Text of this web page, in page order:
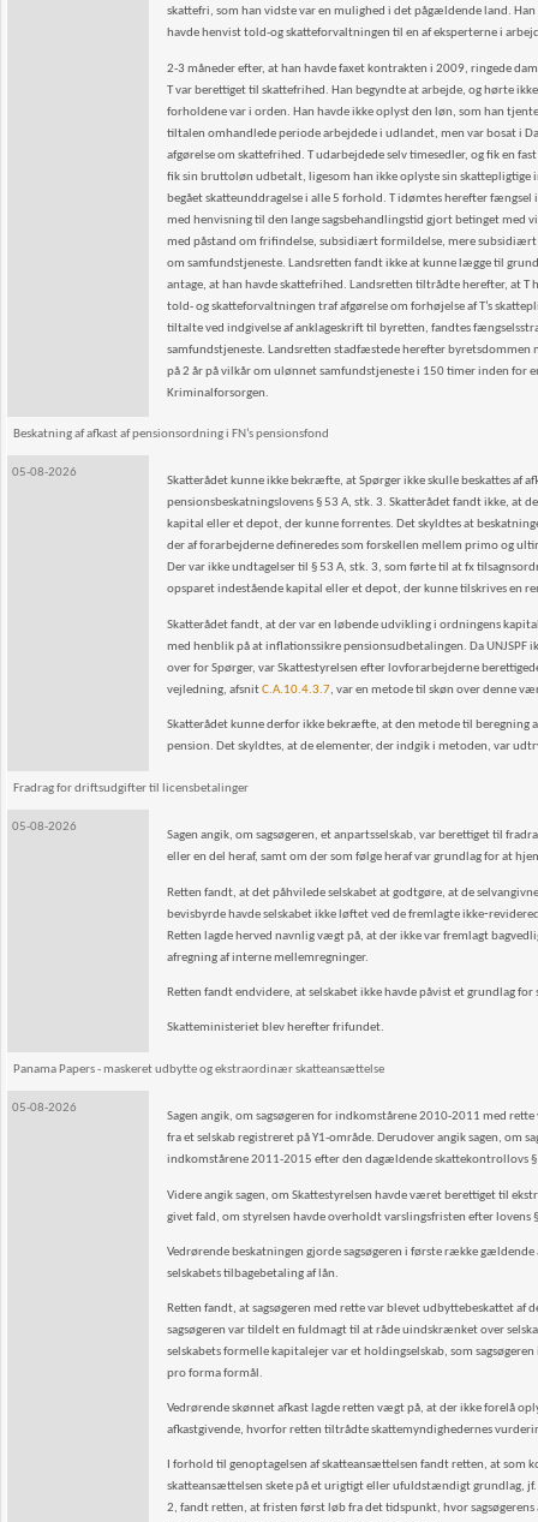
skattefri, som han vidste var en mulighed i det pågældende land.
havde henvist told-og skatteforvaltningen til en af eksperterne i
2-3 måneder efter, at han havde faxet kontrakten i 2009, ringede
T var berettiget til skattefrihed. Han begyndte at arbejde, og hørte
forholdene var i orden. Han havde ikke oplyst den løn, som han
tiltalen omhandlede periode arbejdede i udlandet, men var bosat i
afgørelse om skattefrihed. T udarbejdede selv timesedler, og fik en
fik sin bruttoløn udbetalt, ligesom han ikke oplyste sin
begået skatteunddragelse i alle 5 forhold. T idømtes herefter
med henvisning til den lange sagsbehandlingstid gjort betinget med
med påstand om frifindelse, subsidiært formildelse, mere subsidiært
om samfundstjeneste. Landsretten fandt ikke at kunne lægge til
antage, at han havde skattefrihed. Landsretten tiltrådte herefter, at
told- og skatteforvaltningen traf afgørelse om forhøjelse af T’s
tiltalte ved indgivelse af anklageskrift til byretten, fandtes
samfundstjeneste. Landsretten stadfæstede herefter
på 2 år på vilkår om ulønnet samfundstjeneste i 150 timer inden for
Kriminalforsorgen.
Beskatning af afkast af pensionsordning i FN’s pensionsfond
05-08-2026
Skatterådet kunne ikke bekræfte, at Spørger ikke skulle beskattes af
pensionsbeskatningslovens § 53 A, stk. 3. Skatterådet fandt ikke, at
kapital eller et depot, der kunne forrentes. Det skyldtes at
der af forarbejderne defineredes som forskellen mellem primo og
Der var ikke undtagelser til § 53 A, stk. 3, som førte til at fx
opsparet indestående kapital eller et depot, der kunne tilskrives en
Skatterådet fandt, at der var en løbende udvikling i ordningens
med henblik på at inflationssikre pensionsudbetalingen. Da
over for Spørger, var Skattestyrelsen efter lovforarbejderne
vejledning, afsnitC.A.10.4.3.7, var en metode til skøn over denne
Skatterådet kunne derfor ikke bekræfte, at den metode til beregning
pension. Det skyldtes, at de elementer, der indgik i metoden, var
Fradrag for driftsudgifter til licensbetalinger
05-08-2026
Sagen angik, om sagsøgeren, et anpartsselskab, var berettiget til
eller en del heraf, samt om der som følge heraf var grundlag for at
Retten fandt, at det påhvilede selskabet at godtgøre, at de
bevisbyrde havde selskabet ikke løftet ved de fremlagte
Retten lagde herved navnlig vægt på, at der ikke var fremlagt
afregning af interne mellemregninger.
Retten fandt endvidere, at selskabet ikke havde påvist et grundlag
Skatteministeriet blev herefter frifundet.
Panama Papers - maskeret udbytte og ekstraordinær skatteansættelse
05-08-2026
Sagen angik, om sagsøgeren for indkomstårene 2010-2011 med
fra et selskab registreret på Y1-område. Derudover angik sagen, om
indkomstårene 2011-2015 efter den dagældende skattekontrollovs §
Videre angik sagen, om Skattestyrelsen havde været berettiget til
givet fald, om styrelsen havde overholdt varslingsfristen efter
Vedrørende beskatningen gjorde sagsøgeren i første række
selskabets tilbagebetaling af lån.
Retten fandt, at sagsøgeren med rette var blevet udbyttebeskattet
sagsøgeren var tildelt en fuldmagt til at råde uindskrænket over
selskabets formelle kapitalejer var et holdingselskab, som
pro forma formål.
Vedrørende skønnet afkast lagde retten vægt på, at der ikke forelå
afkastgivende, hvorfor retten tiltrådte skattemyndighedernes
I forhold til genoptagelsen af skatteansættelsen fandt retten, at som
skatteansættelsen skete på et urigtigt eller ufuldstændigt grundlag,
2, fandt retten, at fristen først løb fra det tidspunkt, hvor